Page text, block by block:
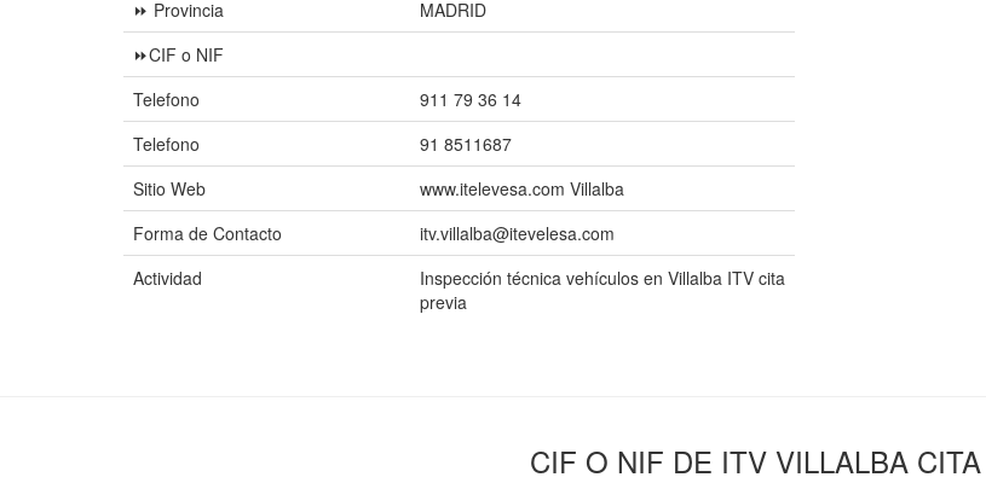
⏩ Provincia
MADRID
⏩CIF o NIF
Telefono
911 79 36 14
Telefono
91 8511687
Sitio Web
www.itelevesa.com Villalba
Forma de Contacto
itv.villalba@itevelesa.com
Actividad
Inspección técnica vehículos en Villalba ITV cita
previa
CIF O NIF DE ITV VILLALBA